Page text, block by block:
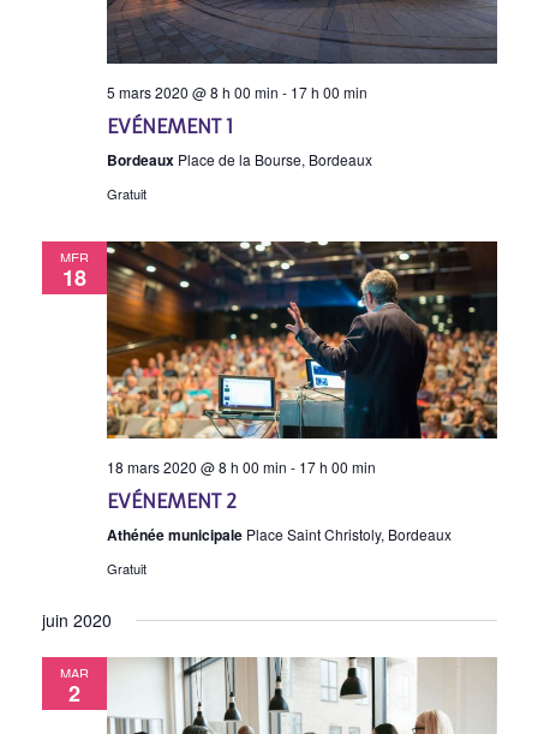
5 mars 2020 @ 8 h 00 min - 17 h 00 min
EVÉNEMENT 1
Bordeaux Place de la Bourse, Bordeaux
Gratuit
MER
18
18 mars 2020 @ 8 h 00 min - 17 h 00 min
EVÉNEMENT 2
Athénée municipale Place Saint Christoly, Bordeaux
Gratuit
juin 2020
MAR
2